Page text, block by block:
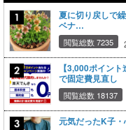
夏に切り戻しで
ベナ…
閲覧総数 7235
【3,000ポイン
で固定費見直し
閲覧総数 18137
元気だったK子